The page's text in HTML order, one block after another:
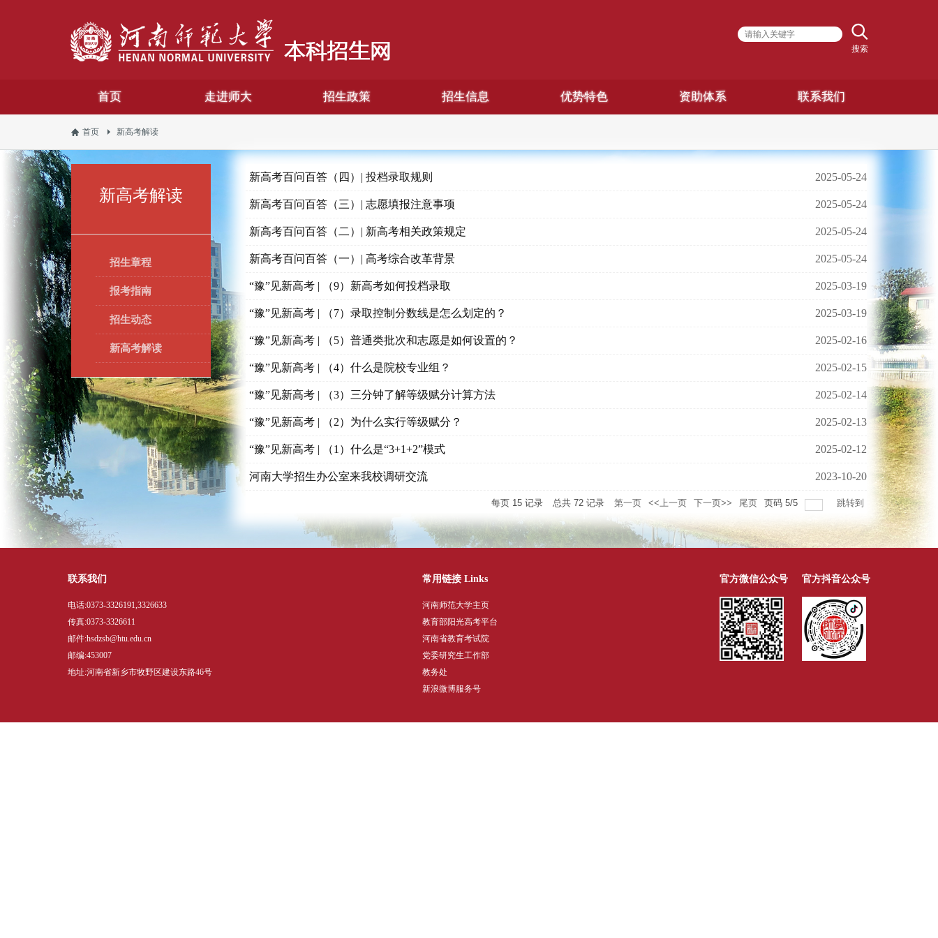
搜索
首页 走进师大 招生政策 招生信息 优势特色 资助体系 联系我们
首页 新高考解读
新高考解读
招生章程
报考指南
招生动态
新高考解读
新高考百问百答（四）| 投档录取规则 2025-05-24
新高考百问百答（三）| 志愿填报注意事项 2025-05-24
新高考百问百答（二）| 新高考相关政策规定 2025-05-24
新高考百问百答（一）| 高考综合改革背景 2025-05-24
“豫”见新高考 | （9）新高考如何投档录取 2025-03-19
“豫”见新高考 | （7）录取控制分数线是怎么划定的？ 2025-03-19
“豫”见新高考 | （5）普通类批次和志愿是如何设置的？ 2025-02-16
“豫”见新高考 | （4）什么是院校专业组？ 2025-02-15
“豫”见新高考 | （3）三分钟了解等级赋分计算方法 2025-02-14
​“豫”见新高考 | （2）为什么实行等级赋分？ 2025-02-13
“豫”见新高考 | （1）什么是“3+1+2”模式 2025-02-12
河南大学招生办公室来我校调研交流 2023-10-20
每页 15 记录 总共 72 记录 第一页 <<上一页 下一页>> 尾页 页码 5/5 跳转到
联系我们
电话:0373-3326191,3326633
传真:0373-3326611
邮件:hsdzsb@htu.edu.cn
邮编:453007
地址:河南省新乡市牧野区建设东路46号
常用链接 Links
河南师范大学主页
教育部阳光高考平台
河南省教育考试院
党委研究生工作部
教务处
新浪微博服务号
官方微信公众号 官方抖音公众号